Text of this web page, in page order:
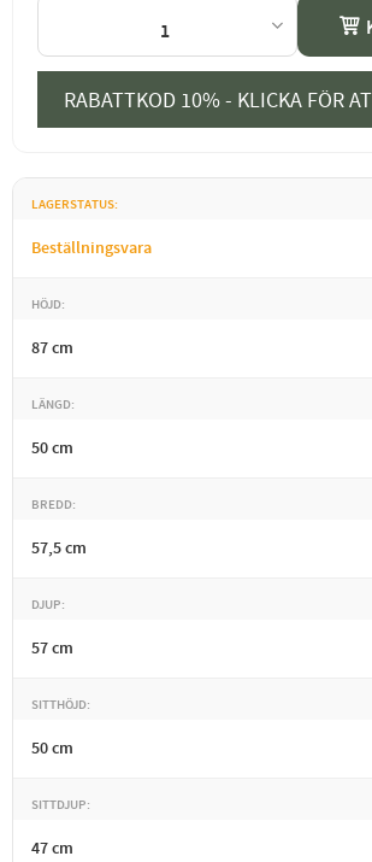
RABATTKOD 10% - KLICKA FÖR
LAGERSTATUS
Beställningsvara
HÖJD
87 cm
LÄNGD
50 cm
BREDD
57,5 cm
DJUP
57 cm
SITTHÖJD
50 cm
SITTDJUP
47 cm